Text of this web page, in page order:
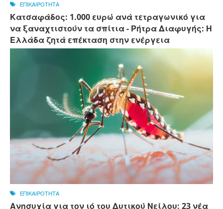
ΕΠΙΚΑΙΡΟΤΗΤΑ
Κατσαφάδος: 1.000 ευρώ ανά τετραγωνικό για
να ξαναχτιστούν τα σπίτια - Ρήτρα Διαφυγής: Η
Ελλάδα ζητά επέκταση στην ενέργεια
ΕΠΙΚΑΙΡΟΤΗΤΑ
Ανησυχία για τον ιό του Δυτικού Νείλου: 23 νέα